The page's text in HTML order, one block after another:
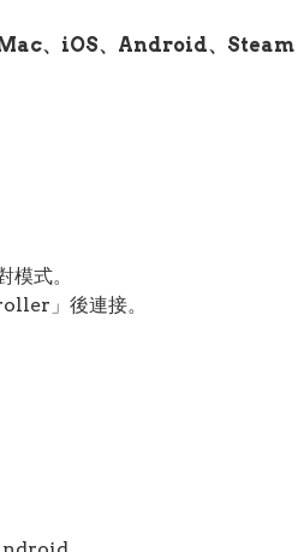
、iOS、Android、Steam
式。
」後連接。